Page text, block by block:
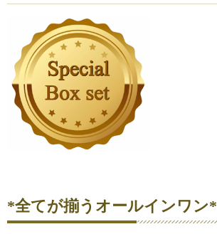
*全てが揃うオールインワン*